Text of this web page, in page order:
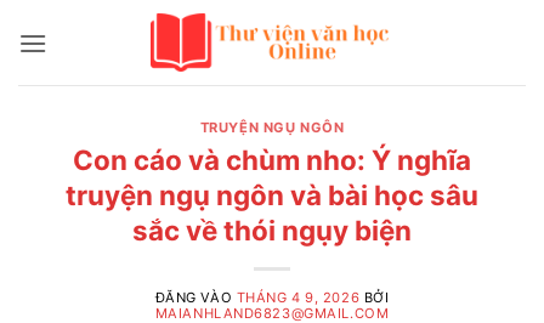
qua
TRUYỆN NGỤ NGÔN
Con cáo và chùm nho: Ý nghĩa
truyện ngụ ngôn và bài học sâu
sắc về thói ngụy biện
ĐĂNG VÀO THÁNG 4 9, 2026 BỞI
MAIANHLAND6823@GMAIL.COM